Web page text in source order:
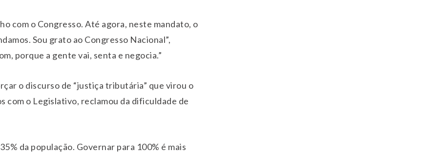
com o Congresso. Até agora, neste mandato, o
Sou grato ao Congresso Nacional”,
porque a gente vai, senta e negocia.”
o discurso de “justiça tributária” que virou o
com o Legislativo, reclamou da dificuldade de
da população. Governar para 100% é mais